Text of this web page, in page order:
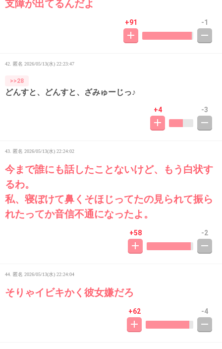
支障が出てるんだよ
+91 -1
42. 匿名 2026/05/13(水) 22:23:47
>>28
どんすと、どんすと、ざみゅーじっ♪
+4 -3
43. 匿名 2026/05/13(水) 22:24:02
今まで誰にも話したことないけど、もう白状す
るわ。
私、寝ぼけて鼻くそほじってたの見られて振ら
れたってか音信不通になったよ。
+58 -2
44. 匿名 2026/05/13(水) 22:24:04
そりゃイビキかく彼女嫌だろ
+62 -4